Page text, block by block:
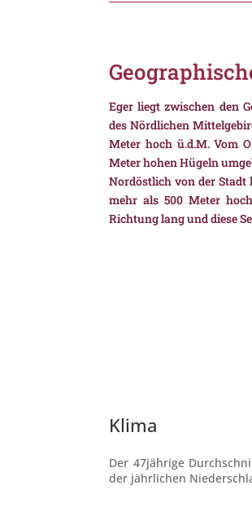
Eger liegt zwischen den
des Nördlichen
Meter hoch ü.d.M. Vom
Meter hohen Hügeln
Nordöstlich von der Stadt
mehr als 500 Meter
Richtung lang und diese
Klima
Der 47jährige
der jährlichen